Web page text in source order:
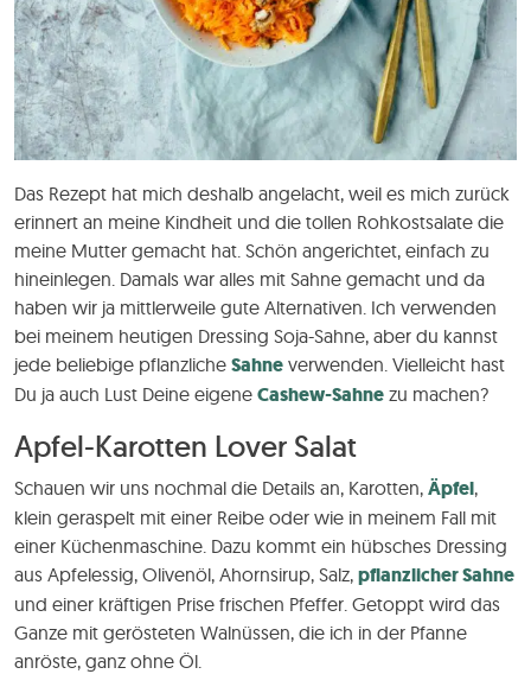
Das Rezept hat mich deshalb angelacht, weil es mich zurück
erinnert an meine Kindheit und die tollen Rohkostsalate die
meine Mutter gemacht hat. Schön angerichtet, einfach zu
hineinlegen. Damals war alles mit Sahne gemacht und da
haben wir ja mittlerweile gute Alternativen. Ich verwenden
bei meinem heutigen Dressing Soja-Sahne, aber du kannst
jede beliebige pflanzliche Sahne verwenden. Vielleicht hast
Du ja auch Lust Deine eigene Cashew-Sahne zu machen?
Apfel-Karotten Lover Salat
Schauen wir uns nochmal die Details an, Karotten, Äpfel,
klein geraspelt mit einer Reibe oder wie in meinem Fall mit
einer Küchenmaschine. Dazu kommt ein hübsches Dressing
aus Apfelessig, Olivenöl, Ahornsirup, Salz, pflanzlicher Sahne
und einer kräftigen Prise frischen Pfeffer. Getoppt wird das
Ganze mit gerösteten Walnüssen, die ich in der Pfanne
anröste, ganz ohne Öl.